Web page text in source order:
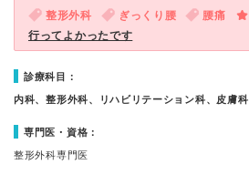
整形外科 ぎっくり腰 腰痛
行ってよかったです
診療科目：
内科、整形外科、リハビリテーション科、皮膚科
専門医・資格：
整形外科専門医